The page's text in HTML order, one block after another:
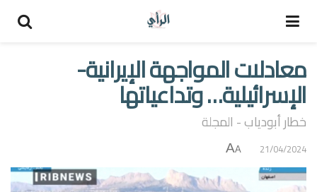
معادلات المواجهة الإيرانية-
الإسرائيلية… وتداعياتها
خطار أبودياب - المجلة
21/04/2024
A
A